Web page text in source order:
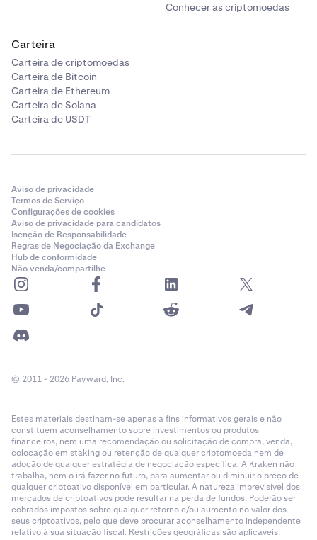
Conhecer as criptomoedas
Carteira
Carteira de criptomoedas
Carteira de Bitcoin
Carteira de Ethereum
Carteira de Solana
Carteira de USDT
Aviso de privacidade
Termos de Serviço
Configurações de cookies
Aviso de privacidade para candidatos
Isenção de Responsabilidade
Regras de Negociação da Exchange
Hub de conformidade
Não venda/compartilhe
© 2011 - 2026 Payward, Inc.
Estes materiais destinam-se apenas a fins informativos gerais e não
constituem aconselhamento sobre investimentos ou produtos
financeiros, nem uma recomendação ou solicitação de compra, venda,
colocação em staking ou retenção de qualquer criptomoeda nem de
adoção de qualquer estratégia de negociação específica. A Kraken não
trabalha, nem o irá fazer no futuro, para aumentar ou diminuir o preço de
qualquer criptoativo disponível em particular. A natureza imprevisível dos
mercados de criptoativos pode resultar na perda de fundos. Poderão ser
cobrados impostos sobre qualquer retorno e/ou aumento no valor dos
seus criptoativos, pelo que deve procurar aconselhamento independente
relativo à sua situação fiscal. Restrições geográficas são aplicáveis.